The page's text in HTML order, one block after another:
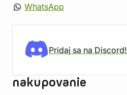
WhatsApp
Pridaj sa na Discord!
nakupovanie